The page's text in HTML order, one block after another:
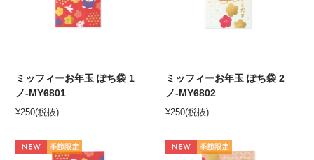
ミッフィーお年玉 ぽち袋 1
ノ-MY6801
¥250(税抜)
ミッフィーお年玉 ぽち袋 2
ノ-MY6802
¥250(税抜)